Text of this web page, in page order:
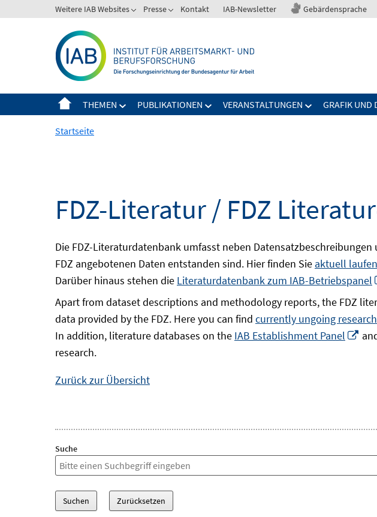
zum
Weitere IAB Websites Presse Kontakt IAB-Newsletter Gebärdensprache
THEMEN PUBLIKATIONEN VERANSTALTUNGEN GRAFIK UND
Startseite
FDZ-Literatur / FDZ
Die FDZ-Literaturdatenbank umfasst neben
FDZ angebotenen Daten entstanden sind. Hier finden Sie aktuell
Darüber hinaus stehen die Literaturdatenbank zum IAB-Betriebspanel
Apart from dataset descriptions and methodology reports, the FDZ
data provided by the FDZ. Here you can find currently ungoing
In addition, literature databases on the IAB Establishment Panel
In
research.
Zurück zur Übersicht
Suche